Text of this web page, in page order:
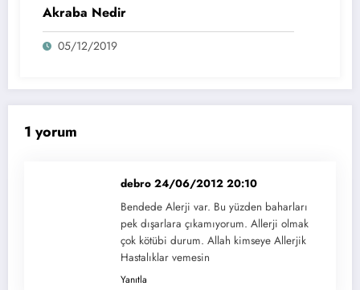
Akraba Nedir
05/12/2019
1 yorum
debro 24/06/2012 20:10
Bendede Alerji var. Bu yüzden baharları
pek dışarlara çıkamıyorum. Allerji olmak
çok kötübi durum. Allah kimseye Allerjik
Hastalıklar vemesin
Yanıtla